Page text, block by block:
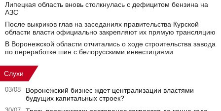
Липецкая область вновь столкнулась с дефицитом бензина на
АЗС
После выкриков глав на заседаниях правительства Курской
области власти официально закрепляют их прямую трансляцию
В Воронежской области отчитались о ходе строительства завода
по переработке шин с белорусскими инвестициями
Слухи
03/08
Воронежский бизнес ждет централизации властями
будущих капитальных строек?